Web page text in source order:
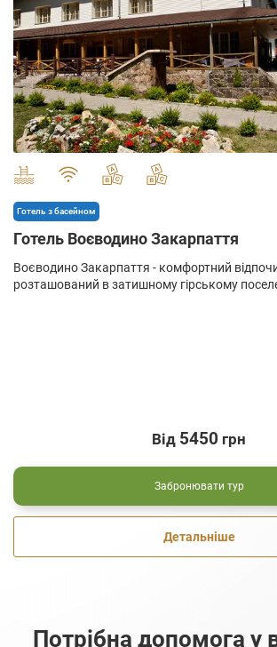
Готель з басейном
Готель Воєводино Закарпаття
Воєводино Закарпаття - комфортний
розташований в затишному гірському
Від 5450 грн
Забронювати тур
Детальніше
Потрібна допомога у